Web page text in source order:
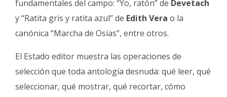
fundamentales del campo: “Yo, ratón” de Devetach
y “Ratita gris y ratita azul” de Edith Vera o la
canónica “Marcha de Osías”, entre otros.
El Estado editor muestra las operaciones de
selección que toda antología desnuda: qué leer, qué
seleccionar, qué mostrar, qué recortar, cómo